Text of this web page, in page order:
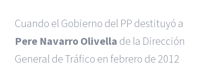
Cuando el Gobierno del PP destituyó a
Pere Navarro Olivella de la Dirección
General de Tráfico en febrero de 2012